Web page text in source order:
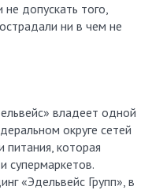
допускать того,
ни в чем не
владеет одной
округе сетей
питания, которая
супермаркетов.
«Эдельвейс Групп», в